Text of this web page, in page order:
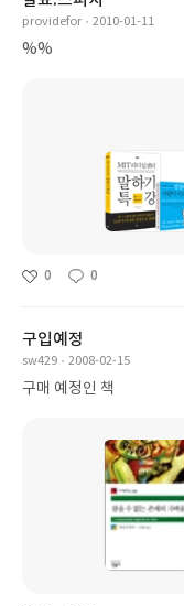
providefor 2010-01-11
%%
0 0
구입예정
sw429 2008-02-15
구매 예정인 책